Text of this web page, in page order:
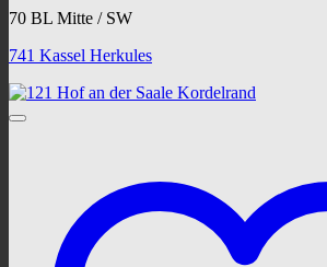
70 BL Mitte / SW
741 Kassel Herkules